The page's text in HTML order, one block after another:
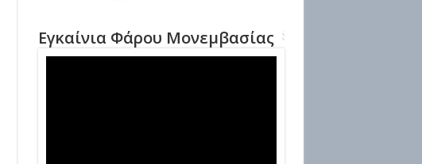
Εγκαίνια Φάρου Μονεμβασίας